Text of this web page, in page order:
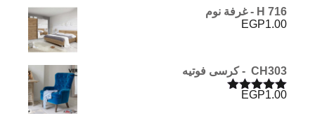
H 716 - غرفة نوم
EGP1.00
CH303 - كرسى فوتيه
تم التقييم
EGP1.00